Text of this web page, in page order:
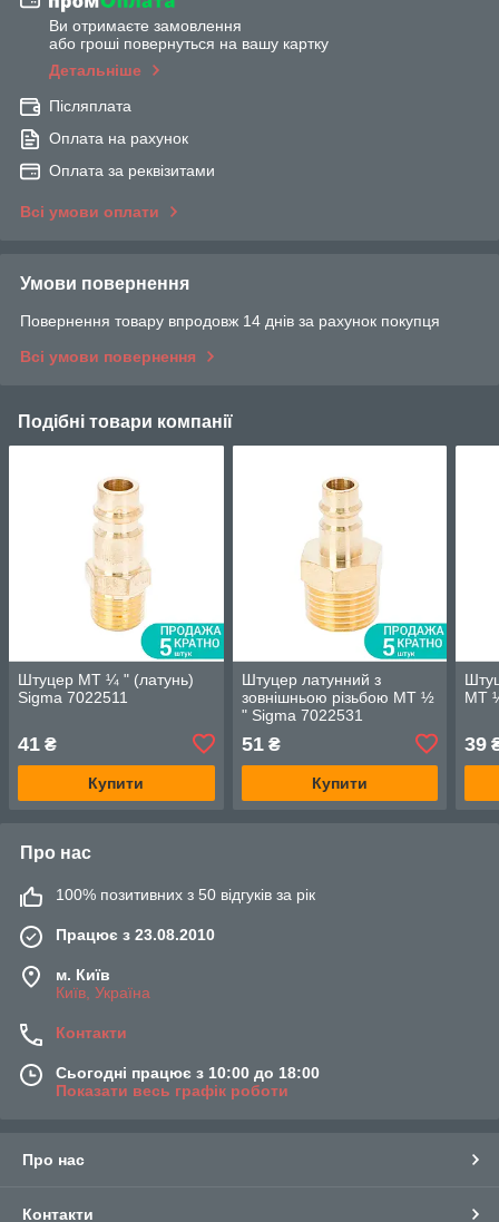
Ви отримаєте замовлення
або гроші повернуться на вашу картку
Детальніше
Післяплата
Оплата на рахунок
Оплата за реквізитами
Всі умови оплати
Умови повернення
Повернення товару впродовж 14 днів за рахунок покупця
Всі умови повернення
Подібні товари компанії
Штуцер MT ¼ " (латунь)
Sigma 7022511
41 ₴
Купити
Штуцер латунний з
зовнішньою різьбою MT ½
" Sigma 7022531
51₴
Купити
MT
39
Про нас
100% позитивних з 50 відгуків за рік
Працює з 23.08.2010
м. Київ
Київ, Україна
Контакти
Сьогодні працює з 10:00 до 18:00
Показати весь графік роботи
Про нас
Контакти